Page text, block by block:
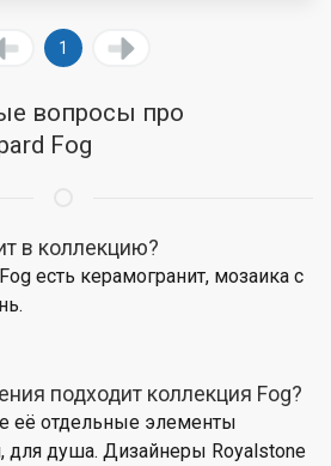
1
вопросы про
Fog
в коллекцию?
есть керамогранит, мозаика с
подходит коллекция Fog?
её отдельные элементы
для душа. Дизайнеры Royalstone